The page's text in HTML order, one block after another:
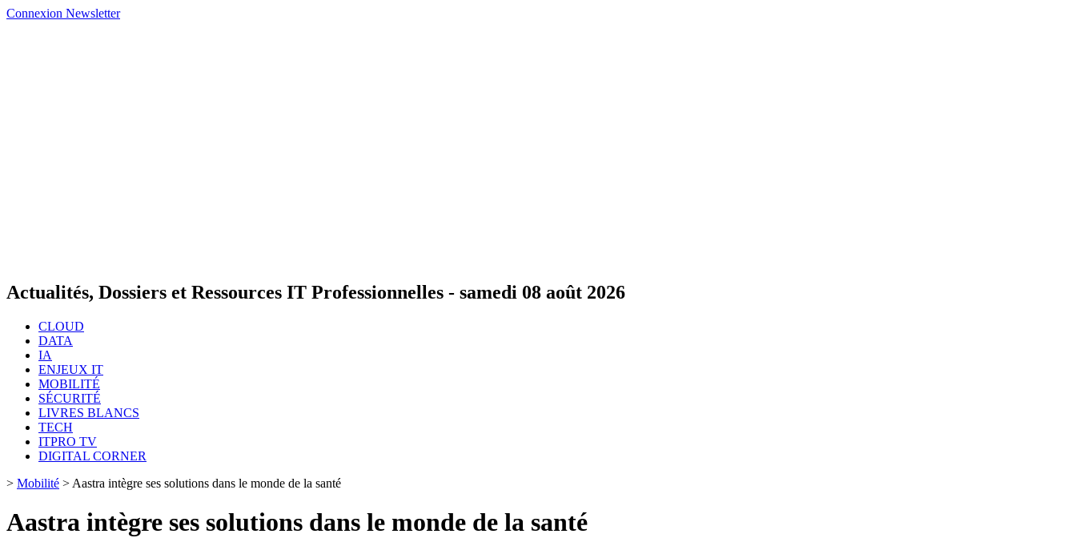
Connexion Newsletter
Actualités, Dossiers et Ressources IT Professionnelles - samedi 08 août 2026
CLOUD
DATA
IA
ENJEUX IT
MOBILITÉ
SÉCURITÉ
LIVRES BLANCS
TECH
ITPRO TV
DIGITAL CORNER
> Mobilité > Aastra intègre ses solutions dans le monde de la santé
Aastra intègre ses solutions dans le monde de la santé